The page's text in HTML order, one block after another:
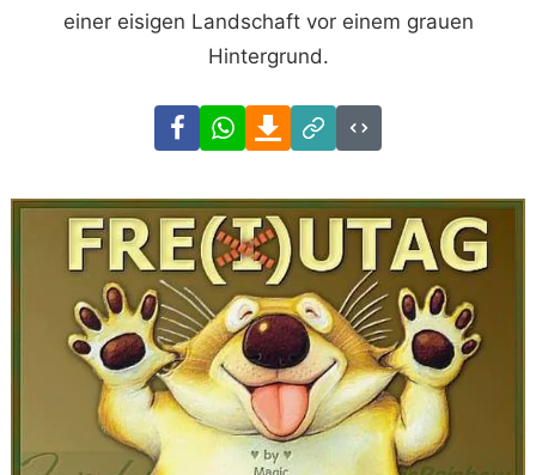
einer eisigen Landschaft vor einem grauen
Hintergrund.
FacebookWhatsAppDownload
Link
Code